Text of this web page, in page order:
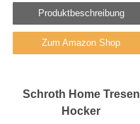
Produktbeschreibung
Zum Amazon Shop
Schroth Home Tresen
Hocker